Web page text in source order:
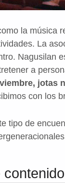
la música
La
Nagusilan
a
jotas
con los
tipo de
principal